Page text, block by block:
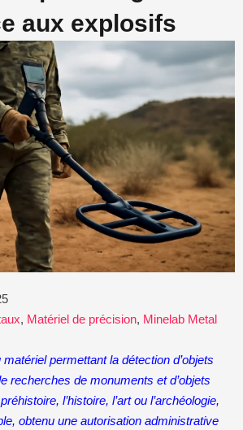
aux explosifs
, Matériel de précision, Minelab Metal
permettant la détection d’objets
recherches de monuments et d’objets
l’histoire, l’art ou l’archéologie,
obtenu une autorisation administrative